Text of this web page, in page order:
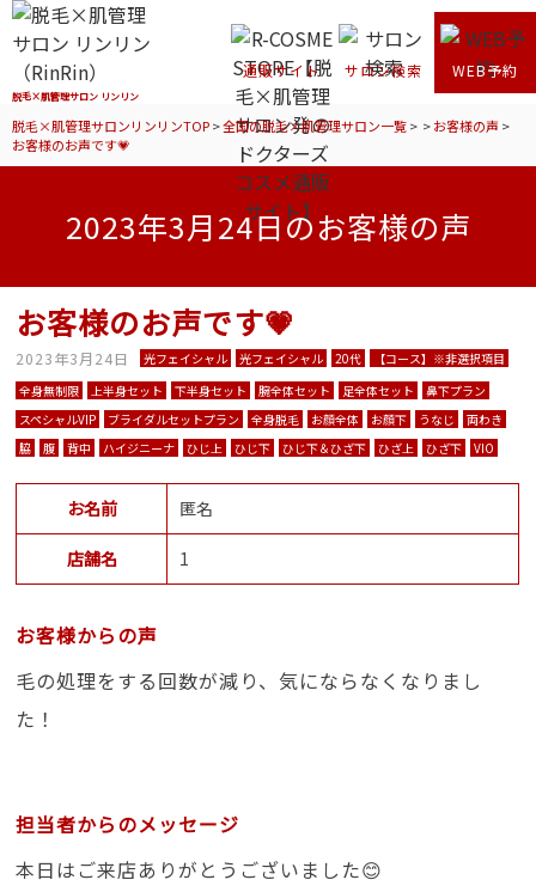
脱毛×肌管理サロン リンリン
通販サイト サロン検索 WEB予約
脱毛×肌管理サロンリンリンTOP>全国の脱毛×肌管理サロン一覧> >お客様の声 >
お客様のお声です💗
2023年3月24日のお客様の声
お客様のお声です💗
2023年3月24日 光フェイシャル 光フェイシャル 20代
【コース】※非選択項目
全身無制限
上半身セット 下半身セット 腕全体セット 足全体セット
鼻下プラン
スペシャルVIP
ブライダルセットプラン 全身脱毛 お顔全体 お顔下 うなじ
両わき
脇
腹 背中 ハイジニーナ ひじ上 ひじ下 ひじ下＆ひざ下 ひざ上 ひざ下 VIO
お名前 匿名
店舗名 1
お客様からの声
毛の処理をする回数が減り、気にならなくなりまし
た！
担当者からのメッセージ
本日はご来店ありがとうございました😊